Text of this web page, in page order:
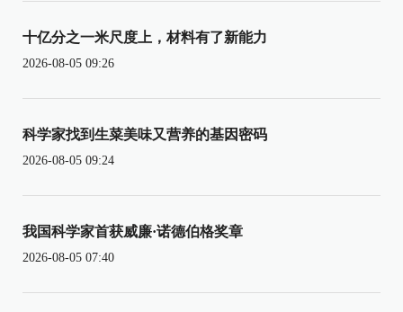
十亿分之一米尺度上，材料有了新能力
2026-08-05 09:26
科学家找到生菜美味又营养的基因密码
2026-08-05 09:24
我国科学家首获威廉·诺德伯格奖章
2026-08-05 07:40